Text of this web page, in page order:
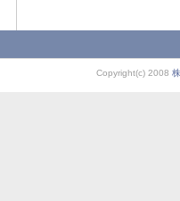
Copyright(c) 2008